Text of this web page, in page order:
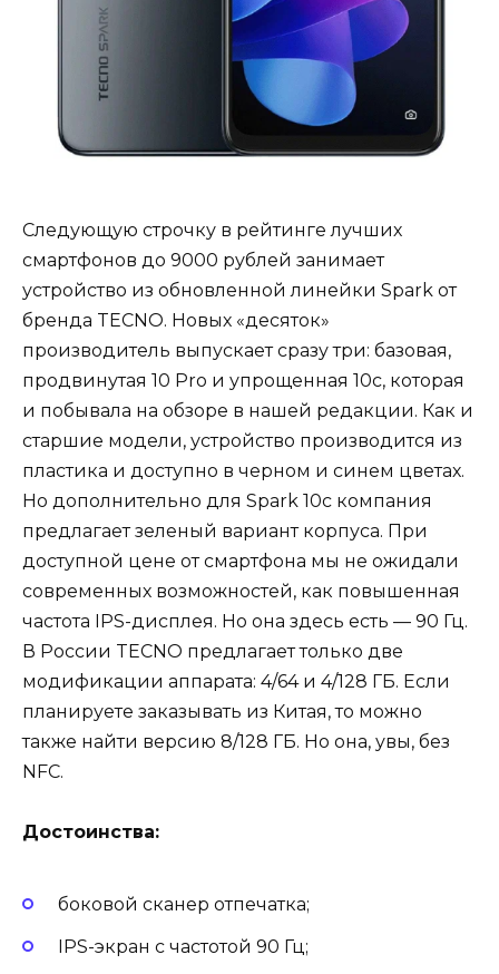
Следующую строчку в рейтинге лучших
смартфонов до 9000 рублей занимает
устройство из обновленной линейки Spark от
бренда TECNO. Новых «десяток»
производитель выпускает сразу три: базовая,
продвинутая 10 Pro и упрощенная 10c, которая
и побывала на обзоре в нашей редакции. Как и
старшие модели, устройство производится из
пластика и доступно в черном и синем цветах.
Но дополнительно для Spark 10c компания
предлагает зеленый вариант корпуса. При
доступной цене от смартфона мы не ожидали
современных возможностей, как повышенная
частота IPS-дисплея. Но она здесь есть — 90 Гц.
В России TECNO предлагает только две
модификации аппарата: 4/64 и 4/128 ГБ. Если
планируете заказывать из Китая, то можно
также найти версию 8/128 ГБ. Но она, увы, без
NFC.
Достоинства:
боковой сканер отпечатка;
IPS-экран с частотой 90 Гц;